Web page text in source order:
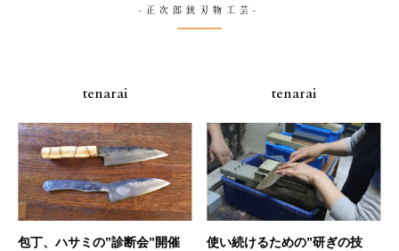
-正次郎鋏刃物工芸-
tenarai
包丁、ハサミの”診断会”開催
tenarai
使い続けるための”研ぎの技